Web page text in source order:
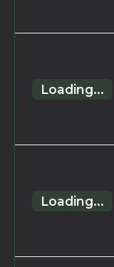
Loading...
Loading...